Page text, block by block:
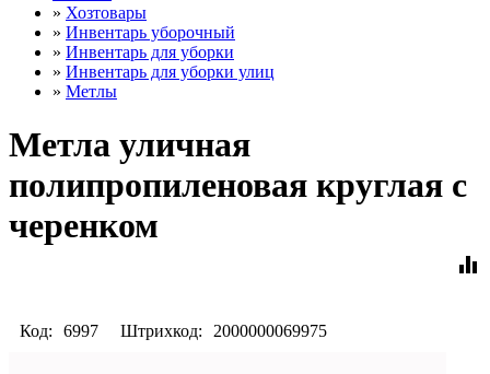
» Хозтовары
» Инвентарь уборочный
» Инвентарь для уборки
» Инвентарь для уборки улиц
» Метлы
Метла уличная
полипропиленовая круглая с
черенком
equalizer
Код: 6997 Штрихкод: 2000000069975